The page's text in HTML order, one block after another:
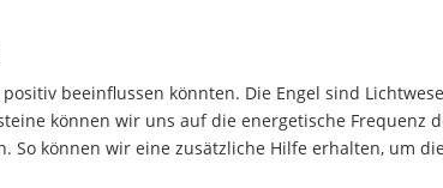
beeinflussen könnten. Die Engel sind
können wir uns auf die energetische Frequenz
So können wir eine zusätzliche Hilfe erhalten, um